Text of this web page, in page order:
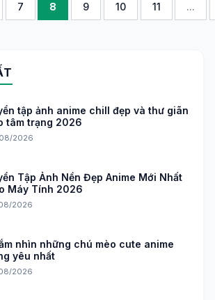
7 8 9 10 11 ...
tập ảnh anime chill đẹp và thư giãn
tâm trạng 2026
2026
Tập Ảnh Nền Đẹp Anime Mới Nhất
Máy Tính 2026
2026
nhìn những chú mèo cute anime
yêu nhất
2026